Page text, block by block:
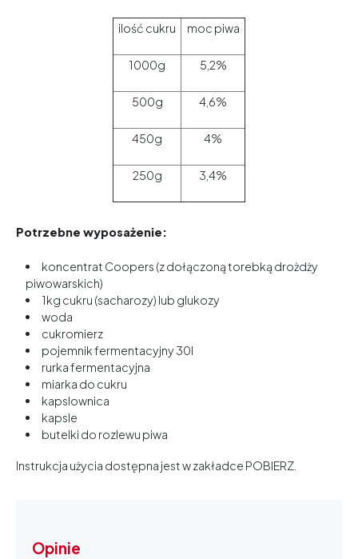
ilość cukru moc piwa
1000g 5,2%
500g 4,6%
450g 4%
250g 3,4%
Potrzebne wyposażenie:
koncentrat Coopers (z dołączoną torebką drożdży
piwowarskich)
1kg cukru (sacharozy) lub glukozy
woda
cukromierz
pojemnik fermentacyjny 30l
rurka fermentacyjna
miarka do cukru
kapslownica
kapsle
butelki do rozlewu piwa
Instrukcja użycia dostępna jest w zakładce POBIERZ.
Opinie